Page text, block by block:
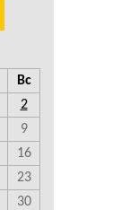
Вс
2
9
16
23
30